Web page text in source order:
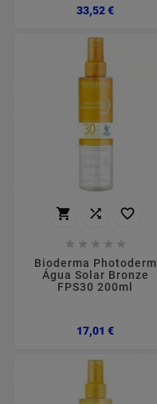
33,52 €Preço
  
    
Bioderma Photoderm
Água Solar Bronze
FPS30 200ml
17,01 €Preço